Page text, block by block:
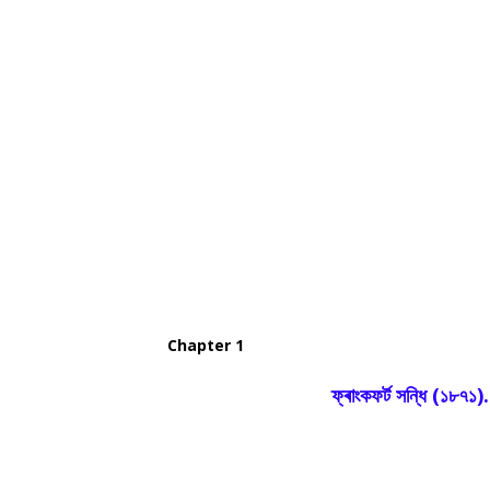
Chapter 1
ফ্ৰাংকফৰ্ট সন্ধি (১৮৭১)....ৰ পৰা